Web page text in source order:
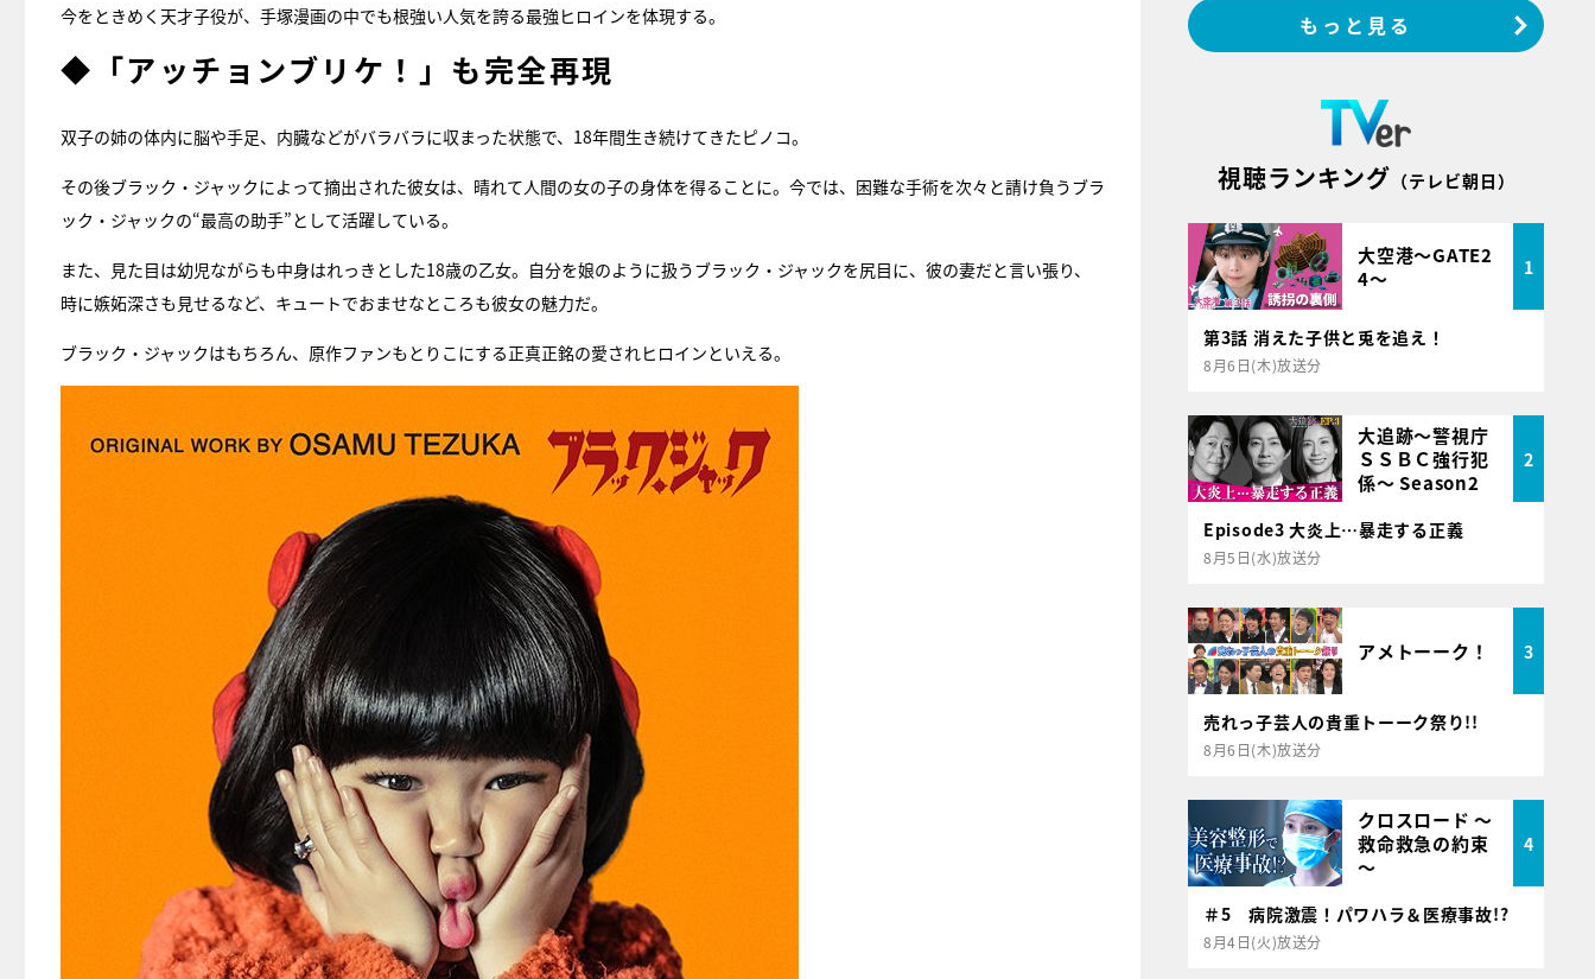
今をときめく天才子役が、手塚漫画の中でも根強い人気を誇る最強ヒロインを体現する。
◆「アッチョンブリケ！」も完全再現
双子の姉の体内に脳や手足、内臓などがバラバラに収まった状態で、18年間生き続けてきたピノコ。
その後ブラック・ジャックによって摘出された彼女は、晴れて人間の女の子の身体を得ることに。今では、困難な手術を次々と請け負うブラ
ック・ジャックの“最高の助手”として活躍している。
また、見た目は幼児ながらも中身はれっきとした18歳の乙女。自分を娘のように扱うブラック・ジャックを尻目に、彼の妻だと言い張り、
時に嫉妬深さも見せるなど、キュートでおませなところも彼女の魅力だ。
ブラック・ジャックはもちろん、原作ファンもとりこにする正真正銘の愛されヒロインといえる。
もっと見る
視聴ランキング （テレビ朝日）
大空港～GATE2
4～
1
第3話 消えた子供と兎を追え！
8月6日(木)放送分
大追跡～警視庁
ＳＳＢＣ強行犯
係～ Season2
2
Episode3 大炎上…暴走する正義
8月5日(水)放送分
アメトーーク！ 3
売れっ子芸人の貴重トーーク祭り!!
8月6日(木)放送分
クロスロード ～
救命救急の約束
～
4
＃5 病院激震！パワハラ＆医療事故!?
8月4日(火)放送分